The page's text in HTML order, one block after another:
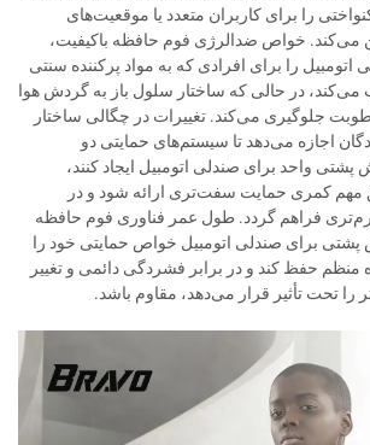
را برای کاربران متعدد یا موقعیت‌های
می‌کند. خواص ضدالرژی فوم حافظه باکیفیت،
را برای افرادی که به مواد پرکننده سنتی
در حالی که ساختار سلول باز به گردش هوا
جلوگیری می‌کند. تغییرات در چگالی ساختار
اجازه می‌دهد تا سیستم‌های حمایتی دو
واحد برای صندلی اتومبیل ایجاد کنند،
مهم کمری حمایت سفت‌تری ارائه شود و در
فراهم گردد. طول عمر فناوری فوم حافظه
برای صندلی اتومبیل خواص حمایتی خود را
حفظ کند و در برابر فشردگی دائمی و تغییر
تحت تأثیر قرار می‌دهد، مقاوم باشد.